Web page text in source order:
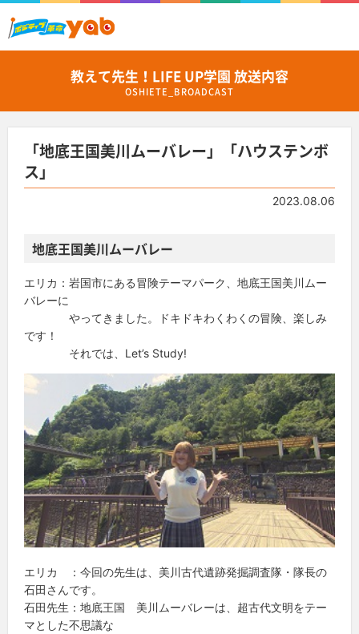
教えて先生！LIFE UP学園 放送内容
OSHIETE_BROADCAST
「地底王国美川ムーバレー」「ハウステンボ
ス」
2023.08.06
地底王国美川ムーバレー
エリカ：岩国市にある冒険テーマパーク、地底王国美川ムー
バレーに
やってきました。ドキドキわくわくの冒険、楽しみ
です！
それでは、Let’s Study!
エリカ ：今回の先生は、美川古代遺跡発掘調査隊・隊長の
石田さんです。
石田先生：地底王国 美川ムーバレーは、超古代文明をテー
マとした不思議な